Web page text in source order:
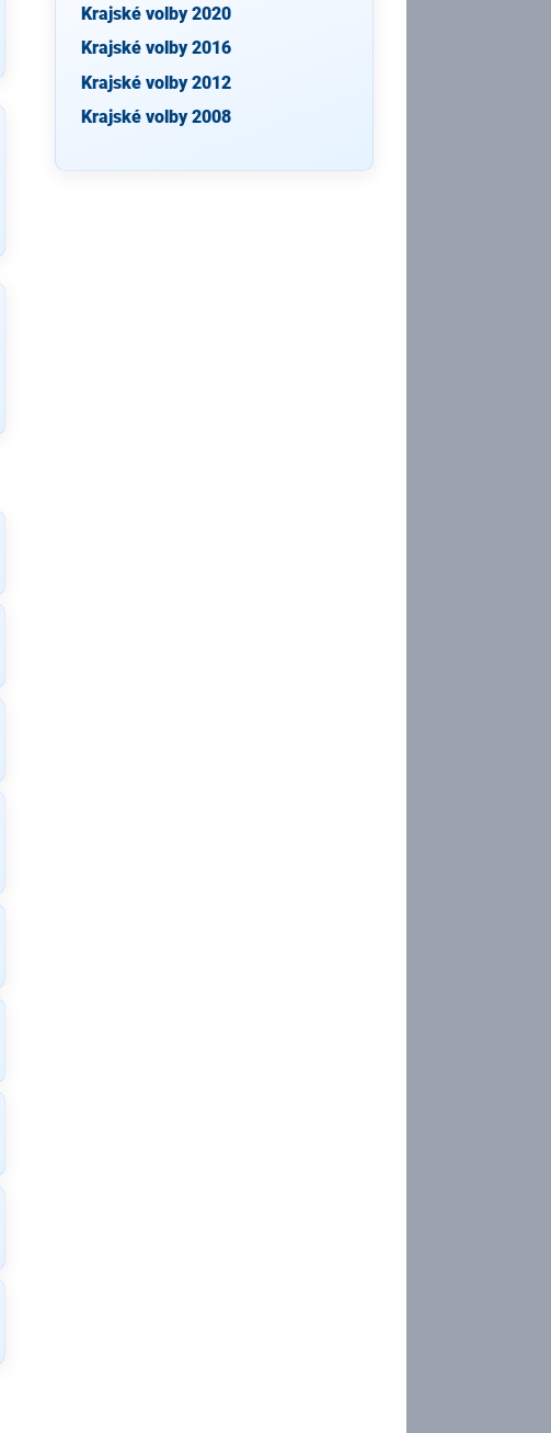
Krajské volby 2020
Krajské volby 2016
Krajské volby 2012
Krajské volby 2008